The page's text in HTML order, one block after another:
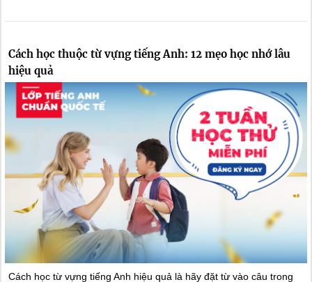
Cách học thuộc từ vựng tiếng Anh: 12 mẹo học nhớ lâu
hiệu quả
Cách học từ vựng tiếng Anh hiệu quả là hãy đặt từ vào câu trong